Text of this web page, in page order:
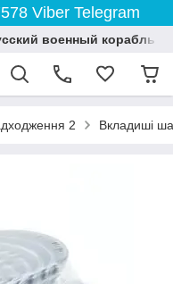
Viber Telegram
военный корабль
2 Вкладиші